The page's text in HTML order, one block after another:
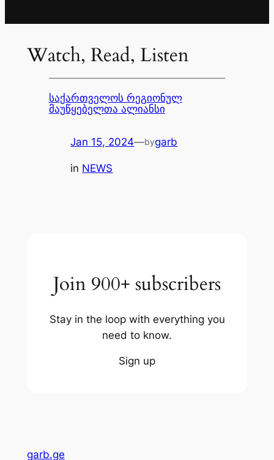
Watch, Read, Listen
საქართველოს რეგიონულ
მაუწყებელთა ალიანსი
Jan 15, 2024—bygarb
in NEWS
Join 900+ subscribers
Stay in the loop with everything you
need to know.
Sign up
garb.ge